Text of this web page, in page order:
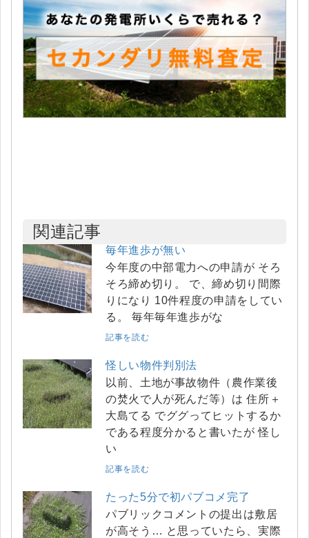
関連記事
毎年進歩が無い
今年度の中部電力への申請が そろ
そろ締め切り。 で、締め切り間際
りになり 10件程度の申請をしてい
る。 毎年毎年進歩がな
記事を読む
怪しい物件判別法
以前、土地が事故物件（農作業後
の焚火で人が死んだ等）は 住所＋
大島てる でググってヒットするか
である程度分かると書いたが 怪し
い
記事を読む
たった5分で初パブコメ完了
パブリックコメントの提出は敷居
が高そう… と思っていたら、実際